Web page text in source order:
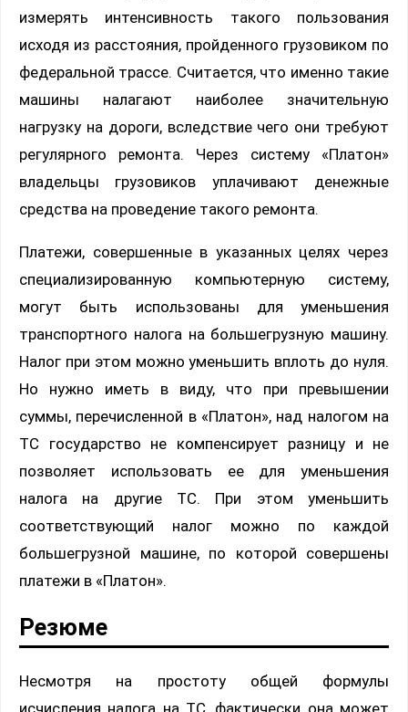
измерять интенсивность такого пользования
исходя из расстояния, пройденного грузовиком по
федеральной трассе. Считается, что именно такие
машины налагают наиболее значительную
нагрузку на дороги, вследствие чего они требуют
регулярного ремонта. Через систему «Платон»
владельцы грузовиков уплачивают денежные
средства на проведение такого ремонта.
Платежи, совершенные в указанных целях через
специализированную компьютерную систему,
могут быть использованы для уменьшения
транспортного налога на большегрузную машину.
Налог при этом можно уменьшить вплоть до нуля.
Но нужно иметь в виду, что при превышении
суммы, перечисленной в «Платон», над налогом на
ТС государство не компенсирует разницу и не
позволяет использовать ее для уменьшения
налога на другие ТС. При этом уменьшить
соответствующий налог можно по каждой
большегрузной машине, по которой совершены
платежи в «Платон».
Резюме
Несмотря на простоту общей формулы